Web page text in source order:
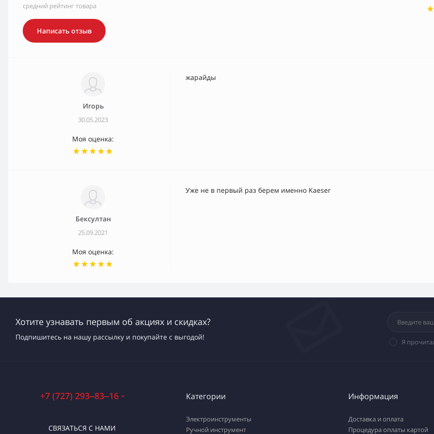
средний рейтинг товара
Написать отзыв
Игорь
30.05.2023
Моя оценка:
жарайды
Бексултан
25.09.2021
Моя оценка:
Уже не в первый раз берем именно Kaeser
Хотите узнавать первым об акциях и скидках?
Подпишитесь на нашу рассылку и покупайте с выгодой!
Я
+7 (727) 293‒83‒16
СВЯЗАТЬСЯ С НАМИ
Категории
Электроинструменты
Ручной инструмент
Информация
Доставка и оплата
Процедура оплаты картой